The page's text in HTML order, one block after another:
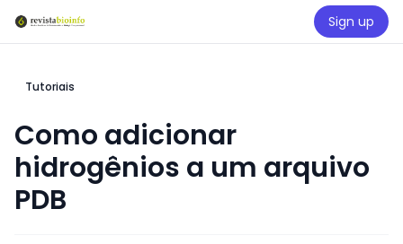
Sign up
Tutoriais
Como adicionar
hidrogênios a um arquivo
PDB